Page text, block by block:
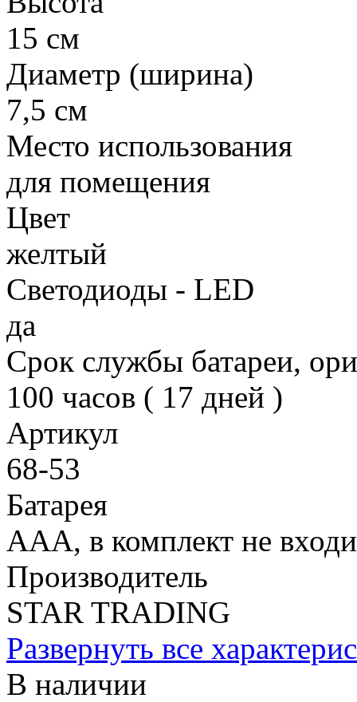
15 см
Диаметр (ширина)
7,5 см
Место использования
для помещения
Цвет
желтый
Светодиоды - LED
да
Срок службы батареи,
100 часов ( 17 дней )
Артикул
68-53
Батарея
ААА, в комплект не
Производитель
STAR TRADING
Развернуть все
В наличии